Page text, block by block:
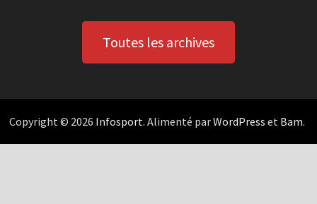
Toutes les archives
Copyright © 2026 Infosport. Alimenté parWordPress et Bam.